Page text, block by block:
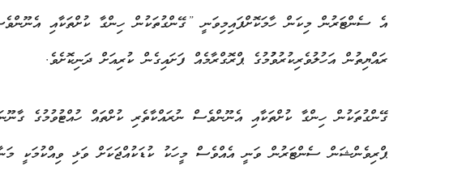
އެ ސެންޓަރުން މިކަން ހާމަކޮށްފައިމިވަނީ ”ގޭންގުތަކުން ހިންގާ ކުށްތަކާއި
ރައްޔިތުން އަހުލުވެރިކުރުވުުމުގެ ޕްރޮގްރާމެއް ފަށައިގެން ކުރިއަށް ދަނިކޮށެވެ.
ގޭންގުތަކުން ހިންގާ ކުށްތަކާއި އެނޫންވެސް ނުރައްކާތެރި ކުށްތައް ހުއްޓުވުމުގެ
ޕްރިވެންޝަން ސެންޓަރުން ވަނީ އެއްވެސް މީހަކު ކުޑަކުއްޖަކަށް ވަޅި ވިއްކުމަކީ